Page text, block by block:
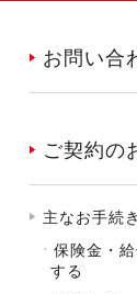
お問い合
ご契約の
主なお手続
保険金・
する